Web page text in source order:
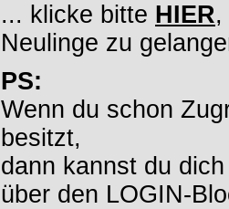
... klicke bitte HIER,
Neulinge zu
PS:
Wenn du schon
besitzt,
dann kannst du
über den LOGIN-